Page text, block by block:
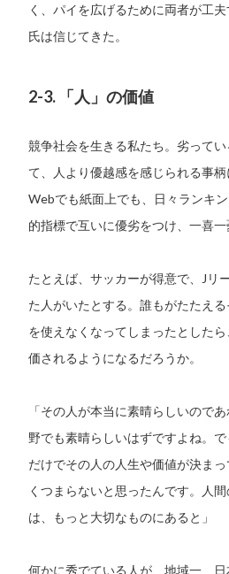
く、パイを広げるために両者が工
氏は信じてきた。
2-3. 「人」の価値
競争社会を生きる私たち。劣ってい
て、人より優越感を感じられる事柄
Webでも紙面上でも、日々ランキ
的指標で互いに優劣をつけ、一喜一
たとえば、サッカーが得意で、Jリ
た人がいたとする。誰もがたたえ
を使えなくなってしまったとした
価されるようになるだろうか。
「その人が本当に素晴らしいので
野でも素晴らしいはずですよね。
だけでその人の人生や価値が決ま
くつまらないと思ったんです。人
は、もっと大切なものにあると」
何かに秀でている人が、地域一、